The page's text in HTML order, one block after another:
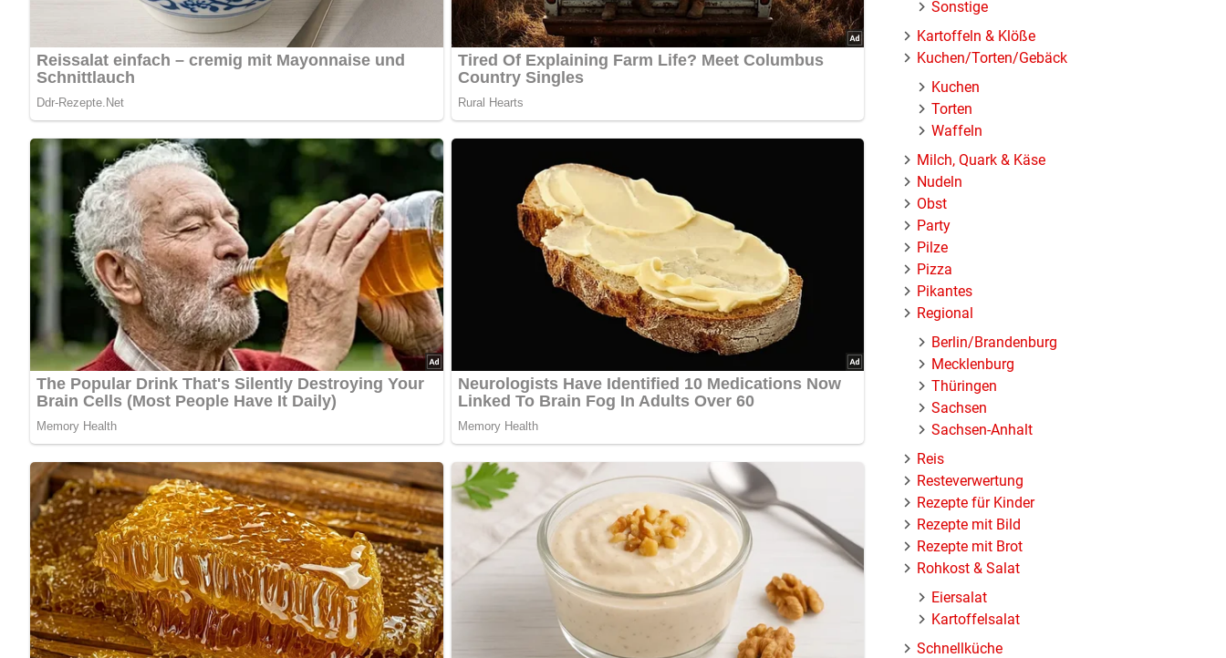
Sonstige
Kartoffeln & Klöße
Kuchen/Torten/Gebäck
Kuchen
Torten
Waffeln
Milch, Quark & Käse
Nudeln
Obst
Party
Pilze
Pizza
Pikantes
Regional
Berlin/Brandenburg
Mecklenburg
Thüringen
Sachsen
Sachsen-Anhalt
Reis
Resteverwertung
Rezepte für Kinder
Rezepte mit Bild
Rezepte mit Brot
Rohkost & Salat
Eiersalat
Kartoffelsalat
Schnellküche